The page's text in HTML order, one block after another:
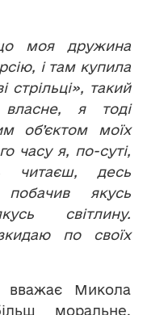
моя дружина
і там купила
стрільці», такий
я тоді
об’єктом моїх
часу я, по-суті,
читаєш, десь
якусь
світлину.
по своїх
вважає Микола
моральне,